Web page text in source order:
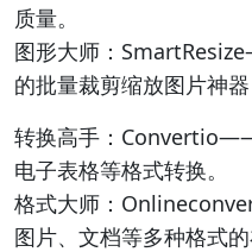
质量。
图形大师：
的批量裁剪缩放图片神器
转换高手：Convertio——
电子表格等格式转换。
格式大师：
图片、文档等多种格式的